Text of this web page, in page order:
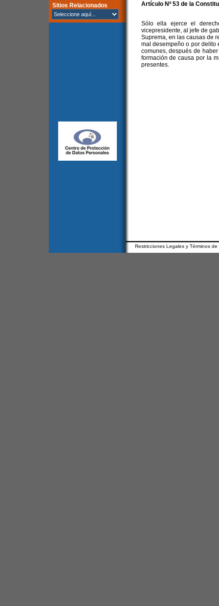
Sitios Relacionados Artículo Nº 53 de la
Sólo ella ejerce el
vicepresidente, al jefe de
Suprema, en las causas de
mal desempeño o por delito
comunes, después de
formación de causa por la
presentes.
Restricciones Legales y Términos de